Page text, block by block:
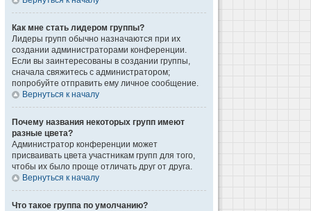
Как мне стать лидером группы?
Лидеры групп обычно назначаются при их
создании администраторами конференции.
Если вы заинтересованы в создании группы,
сначала свяжитесь с администратором;
попробуйте отправить ему личное сообщение.
Вернуться к началу
Почему названия некоторых групп имеют
разные цвета?
Администратор конференции может
присваивать цвета участникам групп для того,
чтобы их было проще отличать друг от друга.
Вернуться к началу
Что такое группа по умолчанию?